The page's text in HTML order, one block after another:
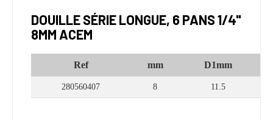
DOUILLE SÉRIE LONGUE, 6 PANS 1/4"
8MM ACEM
Ref mm D1mm
280560407 8 11.5